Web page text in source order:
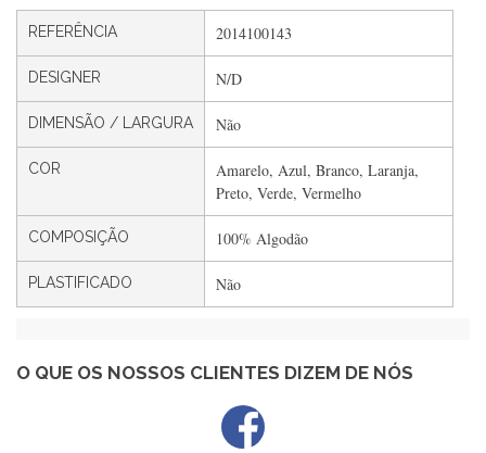
REFERÊNCIA 2014100143
DESIGNER N/D
DIMENSÃO / LARGURA Não
COR
Amarelo, Azul, Branco, Laranja,
Preto, Verde, Vermelho
COMPOSIÇÃO 100% Algodão
PLASTIFICADO Não
O QUE OS NOSSOS CLIENTES DIZEM DE NÓS
Silvia André
Gostei ,Serviço bastante rápido. recomendo
Filipa Freire
Rápido, atendimento 5*. Hoje chegará a segunda encomenda
feita de muitas certamente❤️
estrelas